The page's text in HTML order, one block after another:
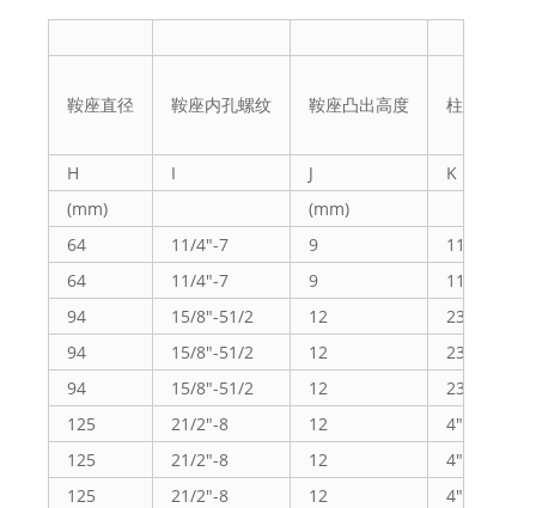
鞍座直径 鞍座内孔螺纹 鞍座凸出高度 柱塞内螺纹
H I J
K
(mm)
(mm)
64
11/4"-7 9
113/16"-
64
11/4"-7 9
113/16"-
94
15/8"-51/2 12
23/4"-
94
15/8"-51/2 12
23/4"-
94
15/8"-51/2 12
23/4"-
125
21/2"-8 12
4"-16UN
125
21/2"-8 12
4"-16UN
125
21/2"-8 12
4"-16UN